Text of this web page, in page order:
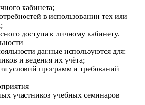
кабинета;
в использовании тех или
доступа к личному кабинету.
данные используются для:
и ведения их учёта;
условий программ и требований
участников учебных семинаров